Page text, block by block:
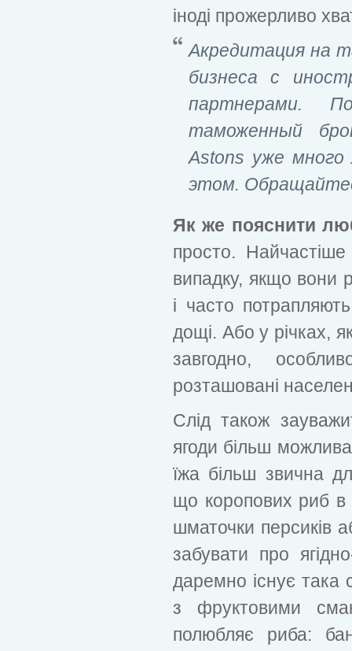
іноді прожерливо
Акредитация на
бизнеса с
партнерами.
таможенный
Astons уже много
этом.
Як же пояснити
просто.
випадку, якщо вони
і часто
дощі. Або у річках,
завгодно,
розташовані
Слід також
ягоди більш
їжа більш звична
що коропових риб в
шматочки персиків
забувати про
даремно існує така
з фруктовими
полюбляє риба: